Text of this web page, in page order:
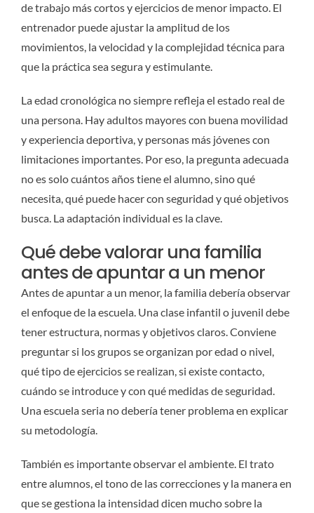
de trabajo más cortos y ejercicios de menor impacto. El
entrenador puede ajustar la amplitud de los
movimientos, la velocidad y la complejidad técnica para
que la práctica sea segura y estimulante.
La edad cronológica no siempre refleja el estado real de
una persona. Hay adultos mayores con buena movilidad
y experiencia deportiva, y personas más jóvenes con
limitaciones importantes. Por eso, la pregunta adecuada
no es solo cuántos años tiene el alumno, sino qué
necesita, qué puede hacer con seguridad y qué objetivos
busca. La adaptación individual es la clave.
Qué debe valorar una familia
antes de apuntar a un menor
Antes de apuntar a un menor, la familia debería observar
el enfoque de la escuela. Una clase infantil o juvenil debe
tener estructura, normas y objetivos claros. Conviene
preguntar si los grupos se organizan por edad o nivel,
qué tipo de ejercicios se realizan, si existe contacto,
cuándo se introduce y con qué medidas de seguridad.
Una escuela seria no debería tener problema en explicar
su metodología.
También es importante observar el ambiente. El trato
entre alumnos, el tono de las correcciones y la manera en
que se gestiona la intensidad dicen mucho sobre la